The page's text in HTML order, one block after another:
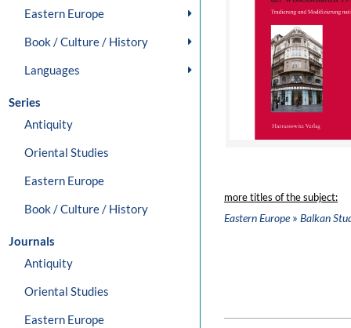
Eastern Europe
Book / Culture / History
Languages
Series
Antiquity
Oriental Studies
Eastern Europe
Book / Culture / History
Journals
Antiquity
Oriental Studies
Eastern Europe
more titles of the subject:
Eastern Europe» Balkan